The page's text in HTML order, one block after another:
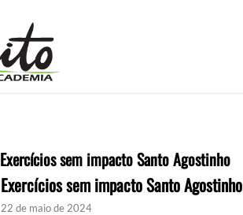
Exercícios sem impacto Santo Agostinho
Exercícios sem impacto Santo Agostinho
22 de maio de 2024